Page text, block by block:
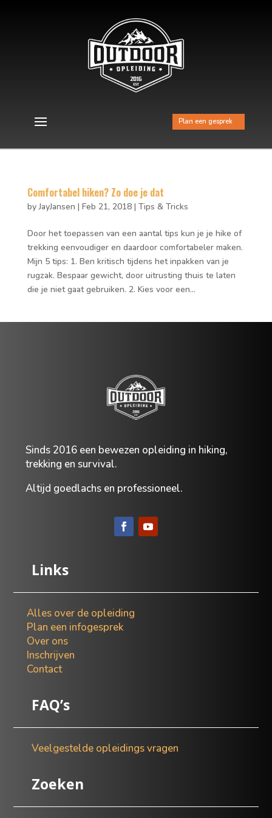
Plan een gesprek
Comfortabel hiken? Zo doe je dat
byJayJansen | Feb 21, 2018| Tips & Tricks
Door het toepassen van een aantal tips kun je je hike of
trekking eenvoudiger en daardoor comfortabeler maken.
Mijn 5 tips: 1. Ben kritisch tijdens het inpakken van je
rugzak. Bespaar gewicht, door uitrusting thuis te laten
die je niet gaat gebruiken. 2. Kies voor een...
Sinds 2016 een bewezen opleiding in hiking,
trekking en survival.
Altijd goedlachs en professioneel.
Links
Alles over de opleiding
Plan een infogesprek
Over ons
Inschrijven
Contact
FAQ’s
Veelgestelde opleidings vragen
Zoeken